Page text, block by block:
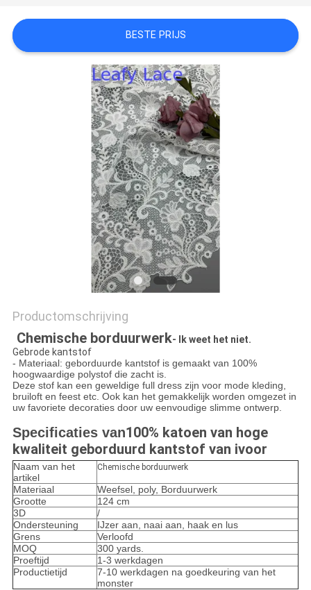
PRIVACYBELEID
BESTE PRIJS
Productomschrijving
Chemische borduurwerk- Ik weet het niet.
Gebrode kantstof
- Materiaal: geborduurde kantstof is gemaakt van 100%
hoogwaardige polystof die zacht is.
Deze stof kan een geweldige full dress zijn voor mode kleding,
bruiloft en feest etc. Ook kan het gemakkelijk worden omgezet in
uw favoriete decoraties door uw eenvoudige slimme ontwerp.
Specificaties van100% katoen van hoge
kwaliteit geborduurd kantstof van ivoor
Naam van het
artikel
Chemische borduurwerk
Materiaal
Weefsel, poly, Borduurwerk
Grootte
124 cm
3D
/
Ondersteuning
IJzer aan, naai aan, haak en lus
Grens
Verloofd
MOQ
300 yards.
Proeftijd
1-3 werkdagen
Productietijd
7-10 werkdagen na goedkeuring van het
monster